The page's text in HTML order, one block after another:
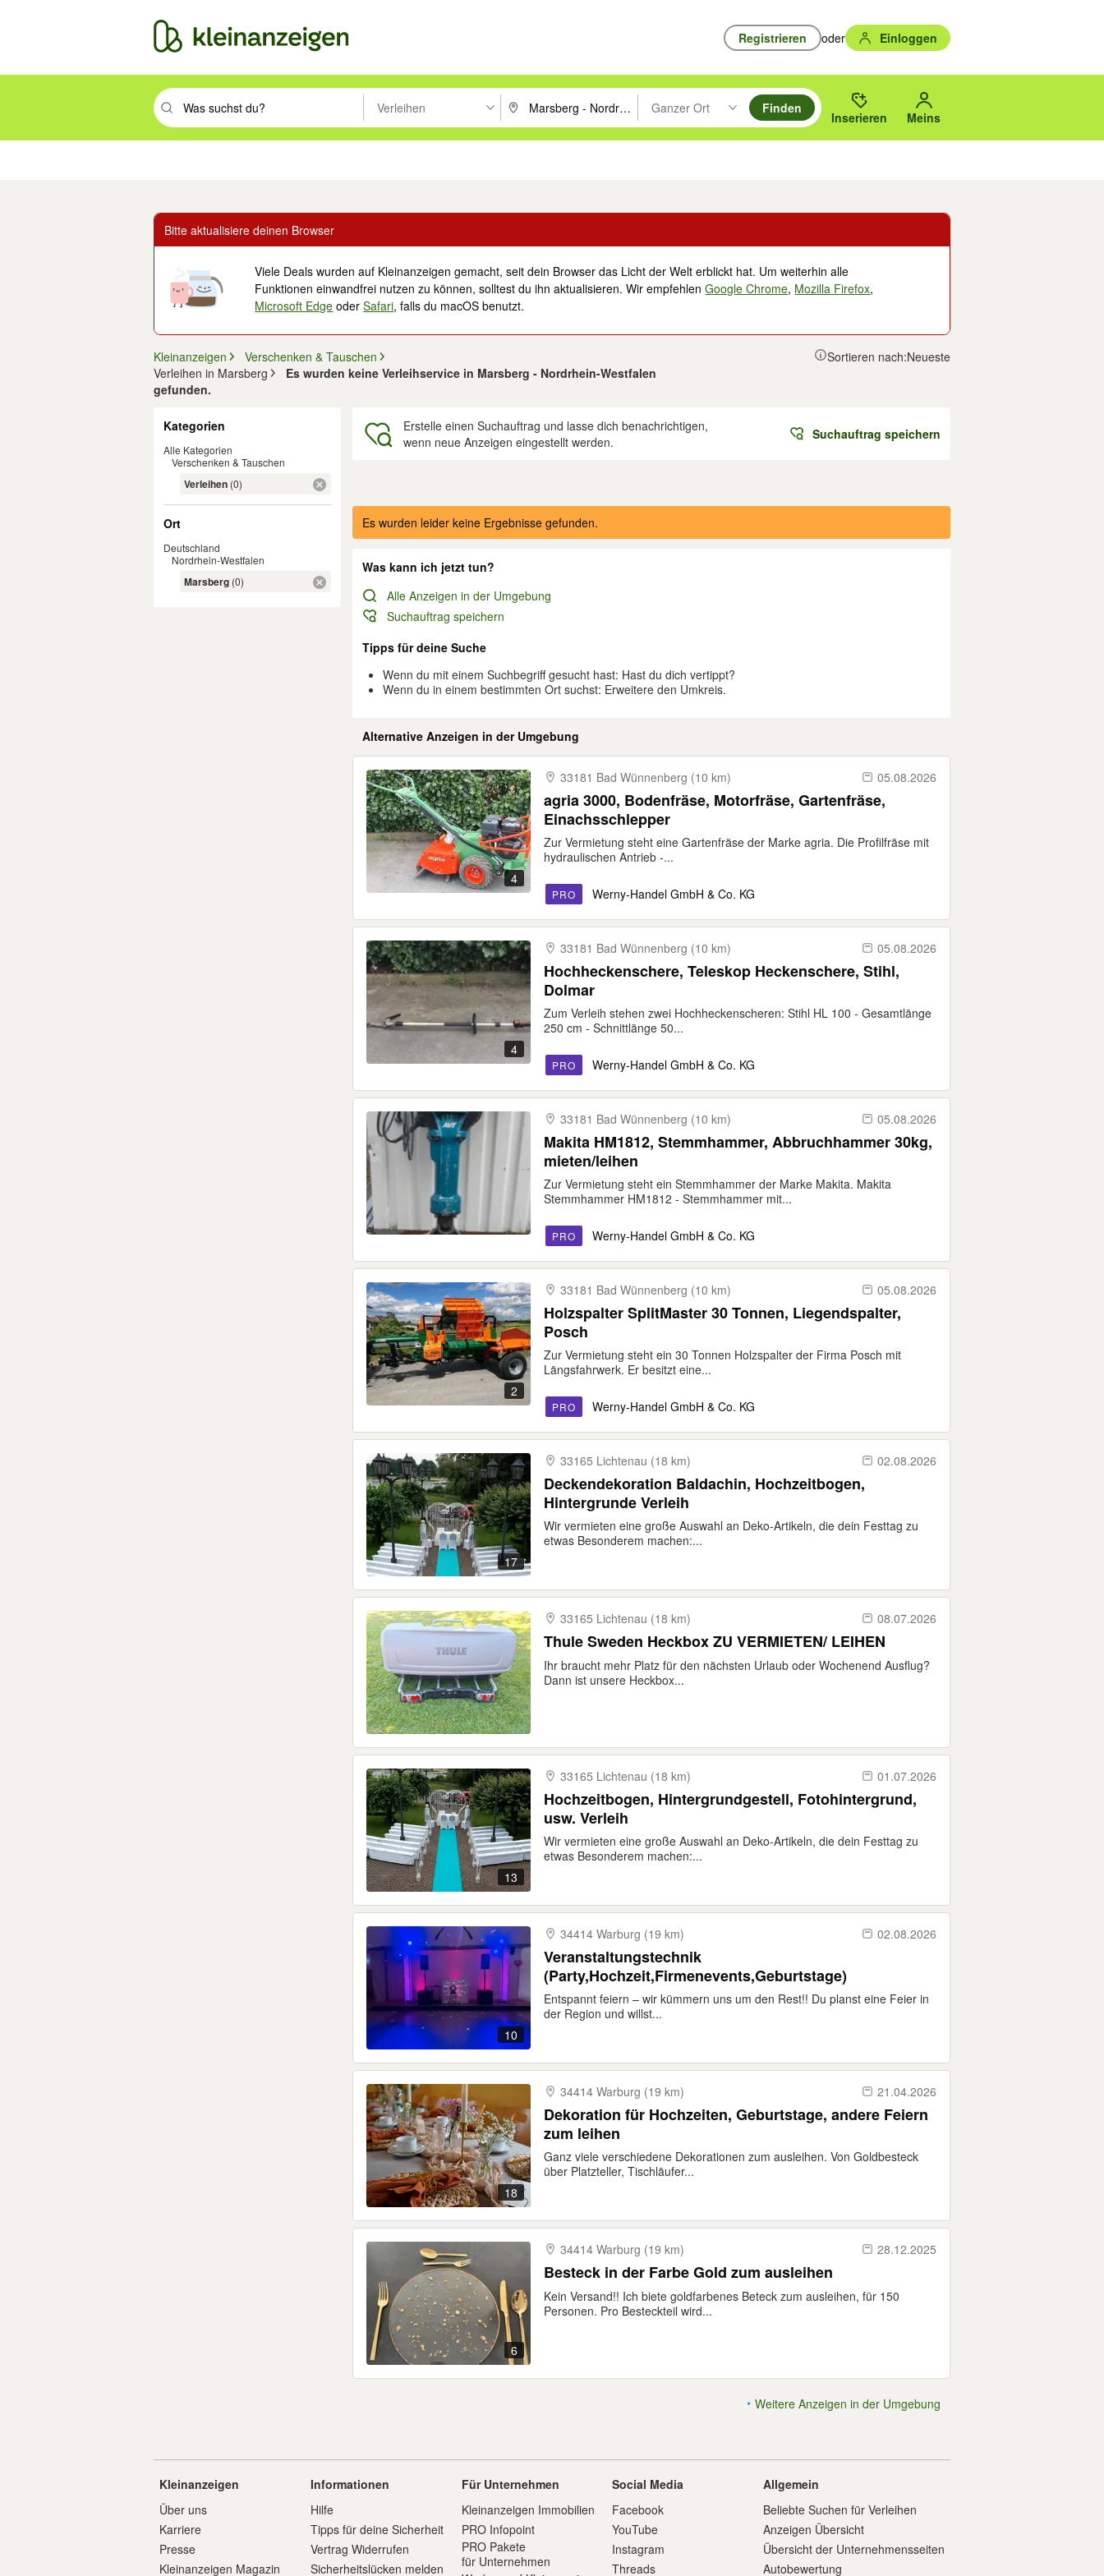
Registrieren oder Einloggen
Suchbegriff eingeben. Eingabetaste drücken um zu suchen, oder Vorschläge mit den Pfeiltasten nach oben/unten durchsuchen und mit Eingabetaste auswählen.
Verleihen PLZ oder Ort eingeben. Eingabetaste drücken um zu suchen, oder Vorschläge mit den Pfeiltasten nach oben/
Ganzer Ort
Suche im Umkreis des gewählten Orts oder PLZ.
Finden
Inserieren Meins
Bitte aktualisiere deinen Browser
Viele Deals wurden auf Kleinanzeigen gemacht, seit dein Browser das Licht der Welt erblickt hat. Um weiterhin alle
Funktionen einwandfrei nutzen zu können, solltest du ihn aktualisieren. Wir empfehlenGoogle Chrome, Mozilla Firefox,
Microsoft Edge oderSafari, falls du macOS benutzt.
Kleinanzeigen
Verschenken & Tauschen
Verleihen in Marsberg
Es wurden keine Verleihservice in Marsberg - Nordrhein-Westfalen
gefunden.
Sortieren nach:Neueste
Kategorien
Alle Kategorien
Verschenken & Tauschen
Verleihen (0)
Ort
Deutschland
Nordrhein-Westfalen
Marsberg (0)
Erstelle einen Suchauftrag und lasse dich benachrichtigen,
wenn neue Anzeigen eingestellt werden.
Suchauftrag speichern
Ergebnisse
Es wurden leider keine Ergebnisse gefunden.
Was kann ich jetzt tun?
Alle Anzeigen in der Umgebung
Suchauftrag speichern
Tipps für deine Suche
Wenn du mit einem Suchbegriff gesucht hast: Hast du dich vertippt?
Wenn du in einem bestimmten Ort suchst: Erweitere den Umkreis.
Alternative Anzeigen in der Umgebung
4
33181 Bad Wünnenberg (10 km) 05.08.2026
agria 3000, Bodenfräse, Motorfräse, Gartenfräse,
Einachsschlepper
Zur Vermietung steht eine Gartenfräse der Marke agria. Die Profilfräse mit
hydraulischen Antrieb -...
PRO Werny-Handel GmbH & Co. KG
4
33181 Bad Wünnenberg (10 km) 05.08.2026
Hochheckenschere, Teleskop Heckenschere, Stihl,
Dolmar
Zum Verleih stehen zwei Hochheckenscheren: Stihl HL 100 - Gesamtlänge
250 cm - Schnittlänge 50...
PRO Werny-Handel GmbH & Co. KG
33181 Bad Wünnenberg (10 km) 05.08.2026
Makita HM1812, Stemmhammer, Abbruchhammer 30kg,
mieten/leihen
Zur Vermietung steht ein Stemmhammer der Marke Makita. Makita
Stemmhammer HM1812 - Stemmhammer mit...
PRO Werny-Handel GmbH & Co. KG
2
33181 Bad Wünnenberg (10 km) 05.08.2026
Holzspalter SplitMaster 30 Tonnen, Liegendspalter,
Posch
Zur Vermietung steht ein 30 Tonnen Holzspalter der Firma Posch mit
Längsfahrwerk. Er besitzt eine...
PRO Werny-Handel GmbH & Co. KG
17
33165 Lichtenau (18 km) 02.08.2026
Deckendekoration Baldachin, Hochzeitbogen,
Hintergrunde Verleih
Wir vermieten eine große Auswahl an Deko-Artikeln, die dein Festtag zu
etwas Besonderem machen:...
33165 Lichtenau (18 km) 08.07.2026
Thule Sweden Heckbox ZU VERMIETEN/ LEIHEN
Ihr braucht mehr Platz für den nächsten Urlaub oder Wochenend Ausflug?
Dann ist unsere Heckbox...
13
33165 Lichtenau (18 km) 01.07.2026
Hochzeitbogen, Hintergrundgestell, Fotohintergrund,
usw. Verleih
Wir vermieten eine große Auswahl an Deko-Artikeln, die dein Festtag zu
etwas Besonderem machen:...
10
34414 Warburg (19 km) 02.08.2026
Veranstaltungstechnik
(Party,Hochzeit,Firmenevents,Geburtstage)
Entspannt feiern – wir kümmern uns um den Rest!! Du planst eine Feier in
der Region und willst...
18
34414 Warburg (19 km) 21.04.2026
Dekoration für Hochzeiten, Geburtstage, andere Feiern
zum leihen
Ganz viele verschiedene Dekorationen zum ausleihen. Von Goldbesteck
über Platzteller, Tischläufer...
6
34414 Warburg (19 km) 28.12.2025
Besteck in der Farbe Gold zum ausleihen
Kein Versand!! Ich biete goldfarbenes Beteck zum ausleihen, für 150
Personen. Pro Besteckteil wird...
Weitere Anzeigen in der Umgebung
Kleinanzeigen
Über uns
Karriere
Presse
Kleinanzeigen Magazin
Informationen
Hilfe
Tipps für deine Sicherheit
Vertrag Widerrufen
Sicherheitslücken melden
Für Unternehmen
Kleinanzeigen Immobilien
PRO Infopoint
PRO Pakete
für Unternehmen
Social Media
Facebook
YouTube
Instagram
Threads
Allgemein
Beliebte Suchen für Verleihen
Anzeigen Übersicht
Übersicht der Unternehmensseiten
Autobewertung